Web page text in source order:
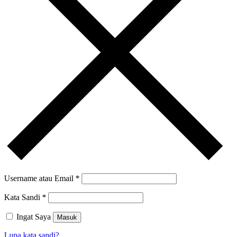
Username atau Email *
Kata Sandi *
Ingat Saya Masuk
Lupa kata sandi?